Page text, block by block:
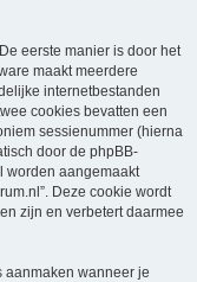
eerste manier is door het
maakt meerdere
internetbestanden
cookies bevatten een
sessienummer (hierna
door de phpBB-
worden aangemaakt
Deze cookie wordt
zijn en verbetert daarmee
aanmaken wanneer je